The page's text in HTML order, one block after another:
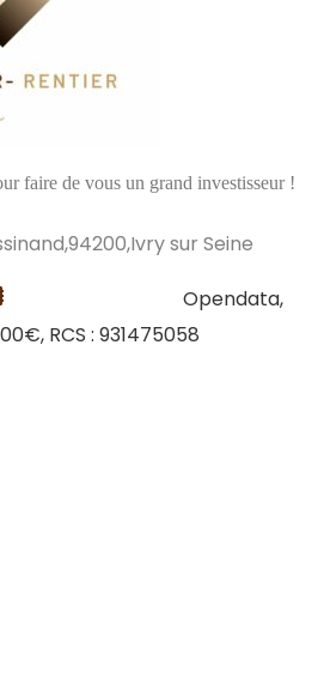
faire de vous un grand investisseur !
sur Seine
Opendata,
RCS : 931475058